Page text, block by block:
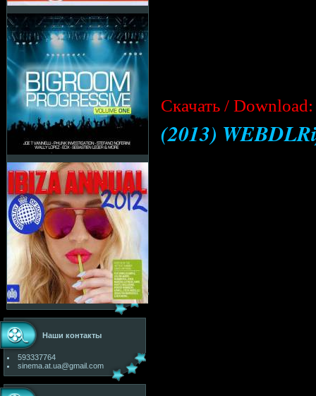
Наши контакты
593337764
sinema.at.ua@gmail.com
Cкачать / Download:
(2013)